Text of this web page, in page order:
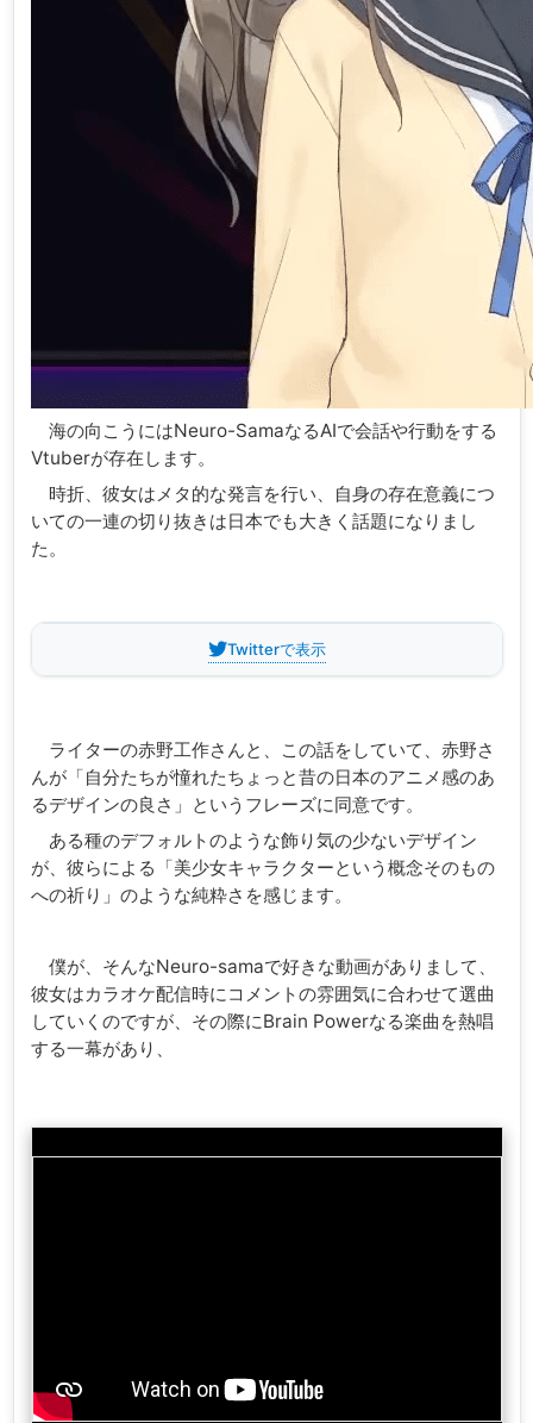
海の向こうにはNeuro-SamaなるAIで会話や行動をする
Vtuberが存在します。
時折、彼女はメタ的な発言を行い、自身の存在意義につ
いての一連の切り抜きは日本でも大きく話題になりまし
た。
Twitterで表示
ライターの赤野工作さんと、この話をしていて、赤野さ
んが「自分たちが憧れたちょっと昔の日本のアニメ感のあ
るデザインの良さ」というフレーズに同意です。
ある種のデフォルトのような飾り気の少ないデザイン
が、彼らによる「美少女キャラクターという概念そのもの
への祈り」のような純粋さを感じます。
僕が、そんなNeuro-samaで好きな動画がありまして、
彼女はカラオケ配信時にコメントの雰囲気に合わせて選曲
していくのですが、その際にBrain Powerなる楽曲を熱唱
する一幕があり、